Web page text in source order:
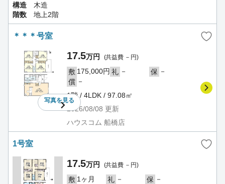
構造
木造
階数
地上2階
＊＊＊号室
写真を見る
17.5万円 (共益費 －円)
敷 175,000円 礼 － 保 －
償 －
1階 / 4LDK / 97.08㎡
2026/08/08 更新
ハウスコム 船橋店
1号室
17.5万円 (共益費 －円)
敷 1ヶ月 礼 － 保 －